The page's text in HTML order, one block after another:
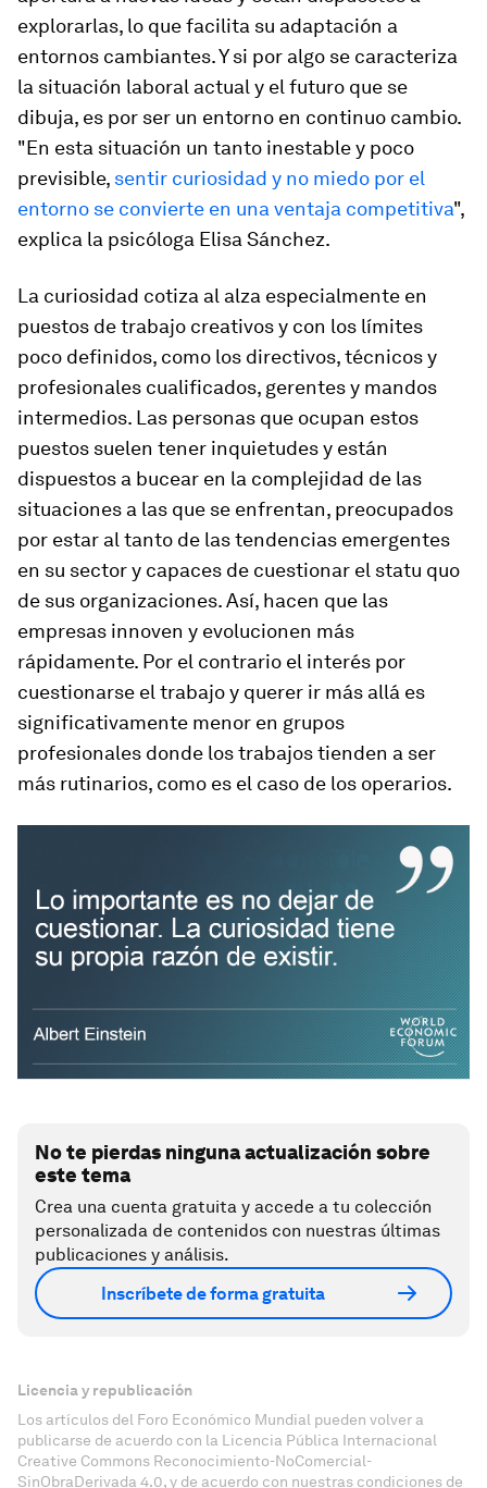
explorarlas, lo que facilita su adaptación a
entornos cambiantes. Y si por algo se caracteriza
la situación laboral actual y el futuro que se
dibuja, es por ser un entorno en continuo cambio.
"En esta situación un tanto inestable y poco
previsible, sentir curiosidad y no miedo por el
entorno se convierte en una ventaja competitiva",
explica la psicóloga Elisa Sánchez.
La curiosidad cotiza al alza especialmente en
puestos de trabajo creativos y con los límites
poco definidos, como los directivos, técnicos y
profesionales cualificados, gerentes y mandos
intermedios. Las personas que ocupan estos
puestos suelen tener inquietudes y están
dispuestos a bucear en la complejidad de las
situaciones a las que se enfrentan, preocupados
por estar al tanto de las tendencias emergentes
en su sector y capaces de cuestionar el statu quo
de sus organizaciones. Así, hacen que las
empresas innoven y evolucionen más
rápidamente. Por el contrario el interés por
cuestionarse el trabajo y querer ir más allá es
significativamente menor en grupos
profesionales donde los trabajos tienden a ser
más rutinarios, como es el caso de los operarios.
No te pierdas ninguna actualización sobre
este tema
Crea una cuenta gratuita y accede a tu colección
personalizada de contenidos con nuestras últimas
publicaciones y análisis.
Inscríbete de forma gratuita
Licencia y republicación
Los artículos del Foro Económico Mundial pueden volver a
publicarse de acuerdo con la Licencia Pública Internacional
Creative Commons Reconocimiento-NoComercial-
SinObraDerivada 4.0, y de acuerdo con nuestras condiciones de